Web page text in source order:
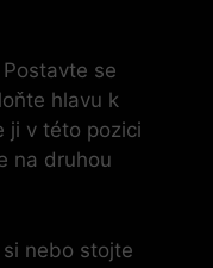
Postavte se
hlavu k
‍ji v ⁢této pozici
na druhou
nebo stojte